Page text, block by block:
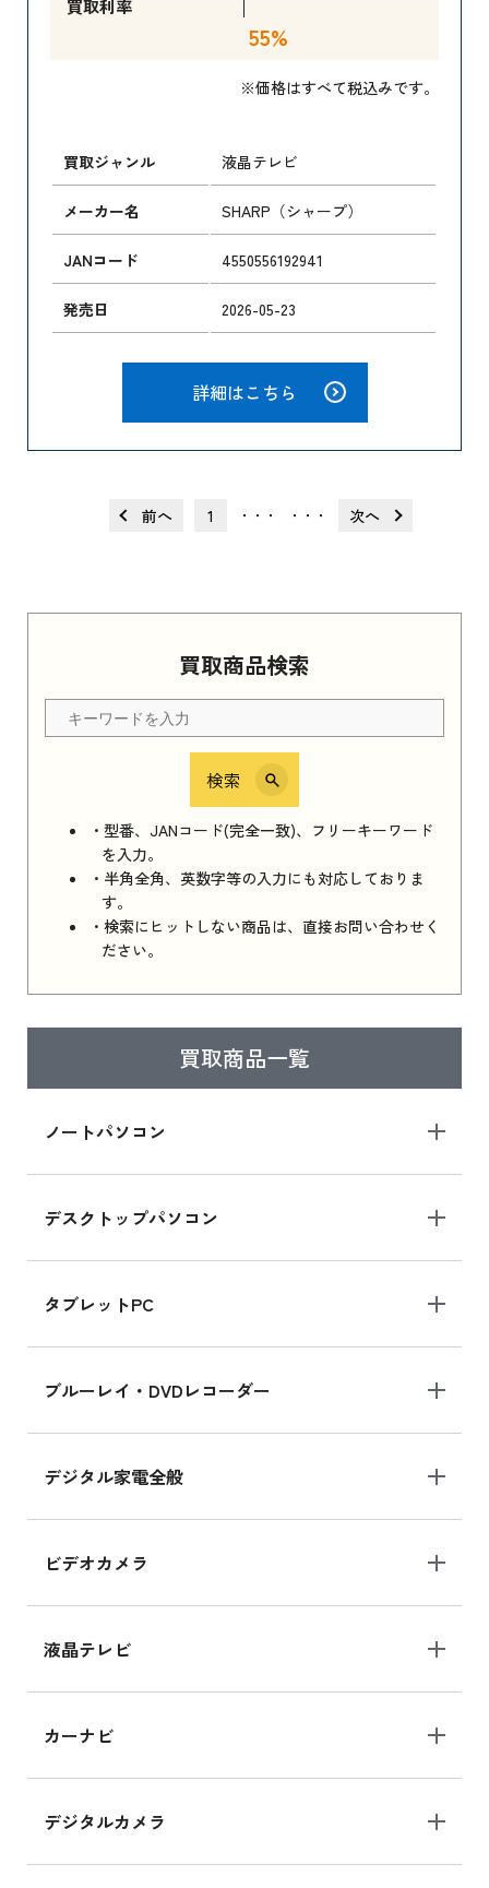
買取商品検索
検索
・型番、JANコード(完全一致)、フリーキーワード
を入力。
・半角全角、英数字等の入力にも対応しておりま
す。
・検索にヒットしない商品は、直接お問い合わせく
ださい。
買取商品一覧
ノートパソコン
デスクトップパソコン
タブレットPC
ブルーレイ・DVDレコーダー
デジタル家電全般
ビデオカメラ
液晶テレビ
カーナビ
デジタルカメラ
買取利率
55%
※価格はすべて税込みです。
買取ジャンル 液晶テレビ
メーカー名 SHARP（シャープ）
JANコード 4550556192941
発売日 2026-05-23
詳細はこちら
前へ 1 ・・・ ・・・ 次へ